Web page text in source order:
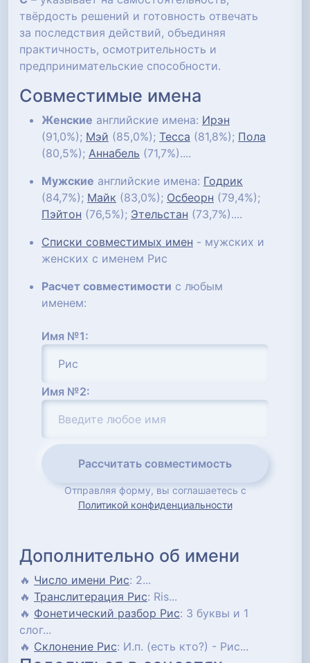
твёрдость решений и готовность отвечать
за последствия действий, объединяя
практичность, осмотрительность и
предпринимательские способности.
Совместимые имена
Женские английские имена: Ирэн
(91,0%); Мэй (85,0%); Тесса (81,8%); Пола
(80,5%); Аннабель (71,7%)....
Мужские английские имена: Годрик
(84,7%); Майк (83,0%); Осбеорн (79,4%);
Пэйтон (76,5%); Этельстан (73,7%)....
Списки совместимых имен - мужских и
женских с именем Рис
Расчет совместимости с любым
именем:
Имя №1:
Имя №2:
Рассчитать совместимость
Отправляя форму, вы соглашаетесь с
Политикой конфиденциальности
Дополнительно об имени
🔥 Число имени Рис: 2...
🔥 Транслитерация Рис: Ris...
🔥 Фонетический разбор Рис: 3 буквы и 1
слог...
🔥 Склонение Рис: И.п. (есть кто?) - Рис...